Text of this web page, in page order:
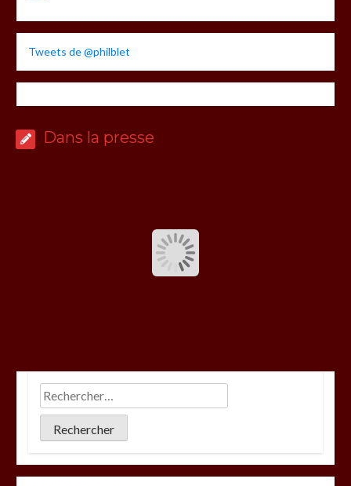
Tweets de @philblet
Dans la presse